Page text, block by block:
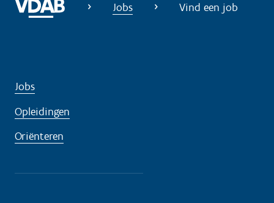
Jobs Vind een job
Jobs
Opleidingen
Oriënteren